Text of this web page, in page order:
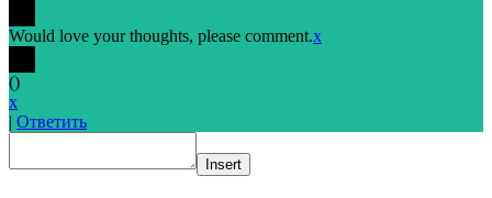
Would love your thoughts, please comment.x
()
x
| Ответить
Insert